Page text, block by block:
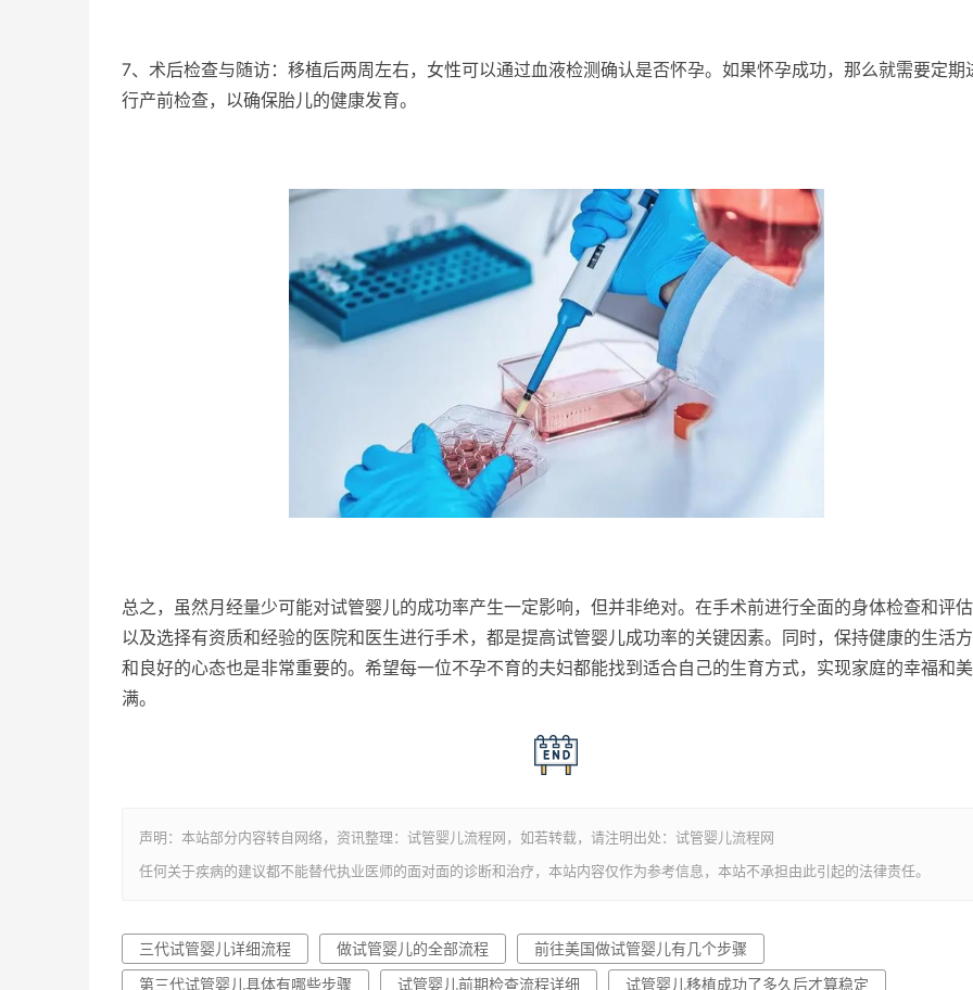
7、术后检查与随访：移植后两周左右，女性可以通过血液检测确认是否怀孕。如果怀孕成功，那么就需要定期
行产前检查，以确保胎儿的健康发育。
总之，虽然月经量少可能对试管婴儿的成功率产生一定影响，但并非绝对。在手术前进行全面的身体检查和评
以及选择有资质和经验的医院和医生进行手术，都是提高试管婴儿成功率的关键因素。同时，保持健康的生活
和良好的心态也是非常重要的。希望每一位不孕不育的夫妇都能找到适合自己的生育方式，实现家庭的幸福和美
满。
声明：本站部分内容转自网络，资讯整理：试管婴儿流程网，如若转载，请注明出处：试管婴儿流程网
任何关于疾病的建议都不能替代执业医师的面对面的诊断和治疗，本站内容仅作为参考信息，本站不承担由此引起的法律责任。
三代试管婴儿详细流程 做试管婴儿的全部流程
前往美国做试管婴儿有几个步骤
第三代试管婴儿具体有哪些步骤
试管婴儿前期检查流程详细 试管婴儿移植成功了多久后才算稳定